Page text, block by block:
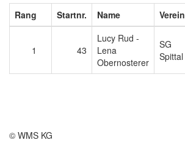
Rang Startnr. Name Verein
1 43
Lucy Rud -
Lena
Obernosterer
SG
Spittal
© WMS KG